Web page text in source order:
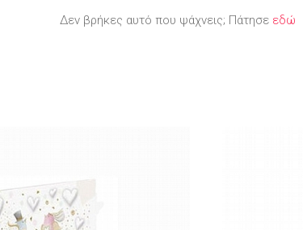
Δεν βρήκες αυτό που ψάχνεις; Πάτησε εδώ